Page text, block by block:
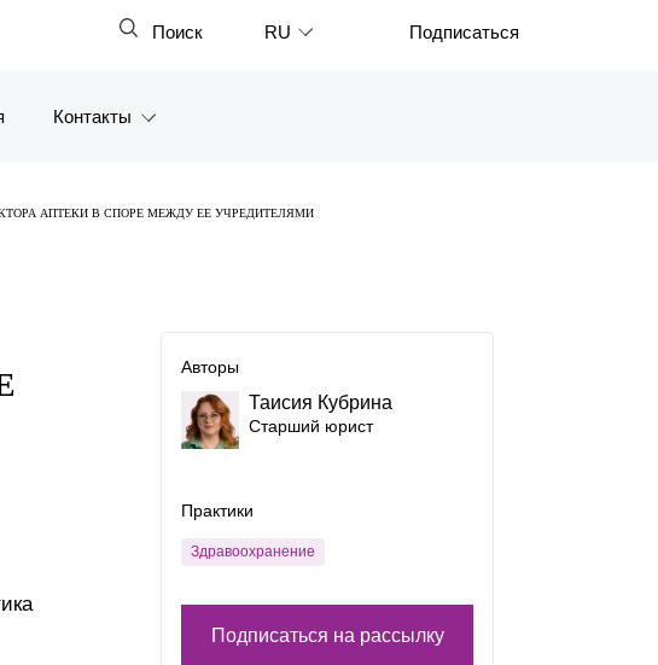
Закрыть
Поиск RU
日本語
Подписаться
Контакты
АПТЕКИ В СПОРЕ МЕЖДУ ЕЕ УЧРЕДИТЕЛЯМИ
Авторы
Таисия Кубрина
Старший юрист
Практики
Здравоохранение
Подписаться на рассылку